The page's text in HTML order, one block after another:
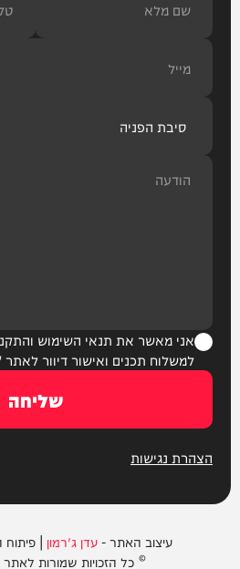
אני מאשר את תנאי השימוש
למשלוח תכנים ואישור דיוור
שליחה
הצהרת נגישות
עיצוב האתר -עדן ג'רמון |
© כל הזכויות שמורות לאתר